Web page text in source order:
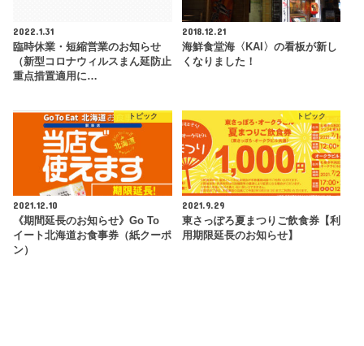
2022.1.31
臨時休業・短縮営業のお知らせ
（新型コロナウィルスまん延防止
重点措置適用に…
2018.12.21
海鮮食堂海〈KAI〉の看板が新し
くなりました！
トピック
2021.12.10
《期間延長のお知らせ》Go To
イート北海道お食事券（紙クーポ
ン）
トピック
2021.9.29
東さっぽろ夏まつりご飲食券【利
用期限延長のお知らせ】